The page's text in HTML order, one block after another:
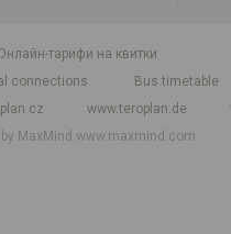
Онлайн-тарифи на квитки
connections
Bus timetable
www.teroplan.de
MaxMindwww.maxmind.com